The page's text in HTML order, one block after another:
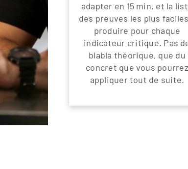
adapter en 15 min, et la
des preuves les plus
produire pour chaque
indicateur critique. Pas
blabla théorique, que du
concret que vous pourrez
appliquer tout de suite.